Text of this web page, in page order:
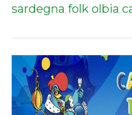
sardegna, folk olbia,